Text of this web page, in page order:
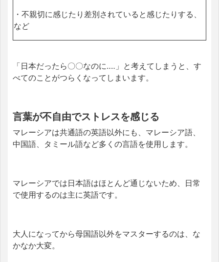
・不親切に感じたり差別されていると感じたりする、
など
「日本だったら〇〇なのに‥‥」と考えてしまうと、す
べてのことがつらくなってしまいます。
言葉が不自由でストレスを感じる
マレーシアは共通語の英語以外にも、マレーシア語、
中国語、タミール語など多くの言語を使用します。
マレーシアでは日本語はほとんど通じないため、日常
で使用するのは主に英語です。
大人になってから母国語以外をマスターするのは、な
かなか大変。